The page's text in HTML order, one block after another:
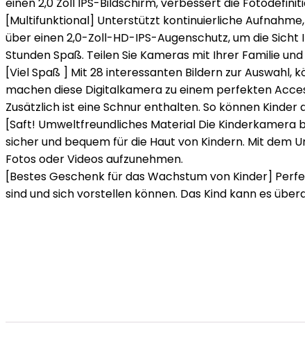
[Multifunktional] Unterstützt kontinuierliche
über einen 2,0-Zoll-HD-IPS-Augenschutz, um die
Stunden Spaß. Teilen Sie Kameras mit Ihrer Familie
[Viel Spaß ] Mit 28 interessanten Bildern zur
machen diese Digitalkamera zu einem perfekten
Zusätzlich ist eine Schnur enthalten. So können
[Saft! Umweltfreundliches Material Die Kinderkamera
sicher und bequem für die Haut von Kindern. Mit dem
Fotos oder Videos aufzunehmen.
[Bestes Geschenk für das Wachstum von Kinder]
sind und sich vorstellen können. Das Kind kann es